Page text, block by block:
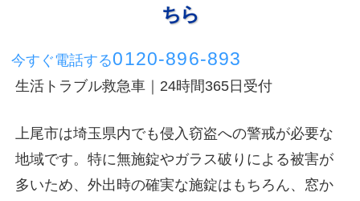
ちら
今すぐ電話する0120-896-893
生活トラブル救急車｜24時間365日受付
上尾市は埼玉県内でも侵入窃盗への警戒が必要な
地域です。特に無施錠やガラス破りによる被害が
多いため、外出時の確実な施錠はもちろん、窓か